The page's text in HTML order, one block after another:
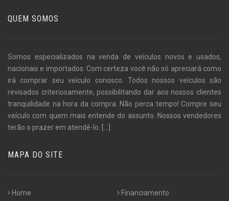
QUEM SOMOS
Somos especializados na venda de veículos novos e usados,
nacionais e importados. Com certeza você não só apreciará como
irá comprar seu veículo conosco. Todos nossos veículos são
revisados criteriosamente, possibilitando dar aos nossos clientes
tranquilidade na hora da compra. Não perca tempo! Compre seu
veículo com quem mais entende do assunto. Nossos vendedores
terão o prazer em atendê-lo.
MAPA DO SITE
Home Financiamento